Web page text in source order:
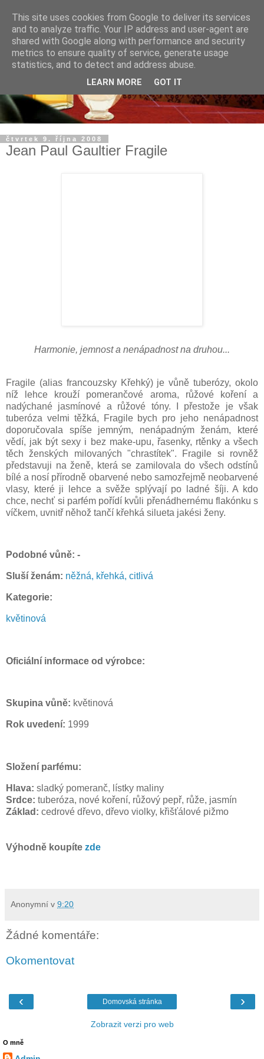
čtvrtek 9. října 2008
Jean Paul Gaultier Fragile
Harmonie, jemnost a nenápadnost na druhou...
Fragile (alias francouzsky Křehký) je vůně tuberózy, okolo
níž lehce krouží pomerančové aroma, růžové koření a
nadýchané jasmínové a růžové tóny. I přestože je však
tuberóza velmi těžká, Fragile bych pro jeho nenápadnost
doporučovala spíše jemným, nenápadným ženám, které
vědí, jak být sexy i bez make-upu, řasenky, rtěnky a všech
těch ženských milovaných "chrastítek". Fragile si rovněž
představuji na ženě, která se zamilovala do všech odstínů
bílé a nosí přírodně obarvené nebo samozřejmě neobarvené
vlasy, které ji lehce a svěže splývají po ladné šíji. A kdo
chce, nechť si parfém pořídí kvůli přenádhernému flakónku s
víčkem, uvnitř něhož tančí křehká silueta jakési ženy.
Podobné vůně: -
Sluší ženám: něžná, křehká, citlivá
Kategorie:
květinová
Oficiální informace od výrobce:
Skupina vůně: květinová
Rok uvedení: 1999
Složení parfému:
Hlava: sladký pomeranč, lístky maliny
Srdce: tuberóza, nové koření, růžový pepř, růže, jasmín
Základ: cedrové dřevo, dřevo violky, křišťálové pižmo
Výhodně koupíte zde
Anonymní v 9:20
Žádné komentáře:
Okomentovat
‹ ›
Domovská stránka
Zobrazit verzi pro web
O mně
This site uses cookies from Google to deliver its services
and to analyze traffic. Your IP address and user-agent are
shared with Google along with performance and security
metrics to ensure quality of service, generate usage
statistics, and to detect and address abuse.
LEARN MORE GOT IT